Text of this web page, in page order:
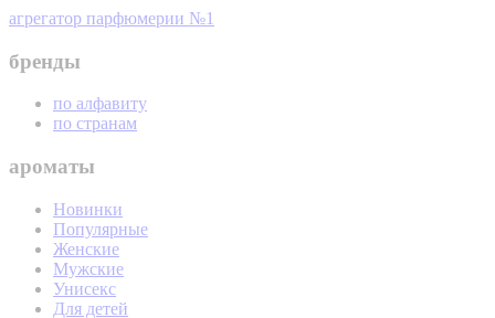
агрегатор парфюмерии №1
бренды
по алфавиту
по странам
ароматы
Новинки
Популярные
Женские
Мужские
Унисекс
Для детей